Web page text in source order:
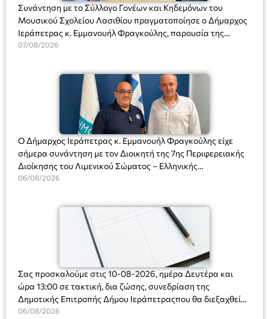
Συνάντηση με το Σύλλογο Γονέων και Κηδεμόνων του
Μουσικού Σχολείου Λασιθίου πραγματοποίησε ο Δήμαρχος
Ιεράπετρας κ. Εμμανουήλ Φραγκούλης, παρουσία της
Διευθύντριας του σχολείου κας Μαριάννας Χαΐτα.
07/08/2026
Ο Δήμαρχος Ιεράπετρας κ. Εμμανουήλ Φραγκούλης είχε
σήμερα συνάντηση με τον Διοικητή της 7ης Περιφερειακής
Διοίκησης του Λιμενικού Σώματος – Ελληνικής
Ακτοφυλακής (Λ.Σ.-ΕΛ.ΑΚΤ.), Αρχιπλοίαρχο Λ.Σ. κ. Ιωάννη
06/08/2026
Σας προσκαλούμε στις 10-08-2026, ημέρα Δευτέρα και
ώρα 13:00 σε τακτική, δια ζώσης, συνεδρίαση της
Δημοτικής Επιτροπής Δήμου Ιεράπετραςπου θα διεξαχθεί
στο Δημοτικό Κατάστημα, Δημοκρατίας 31 στην αίθουσα
06/08/2026